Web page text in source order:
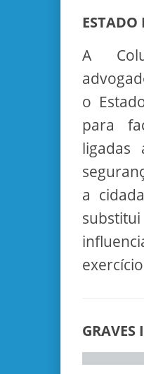
ESTADO
A
o
para
a
GRAVES